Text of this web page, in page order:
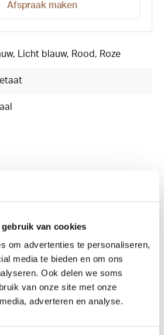
van cookies
om advertenties te personaliseren,
media te bieden en om ons
Ook delen we soms
van onze site met onze
adverteren en analyse.
Afspraak maken
, Licht blauw, Rood, Roze